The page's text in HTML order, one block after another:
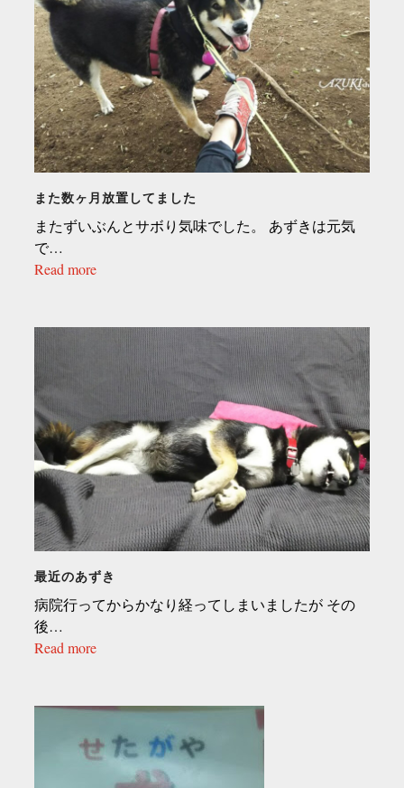
また数ヶ月放置してました
またずいぶんとサボり気味でした。 あずきは元気
で…
Read more
最近のあずき
病院行ってからかなり経ってしまいましたが その
後…
Read more